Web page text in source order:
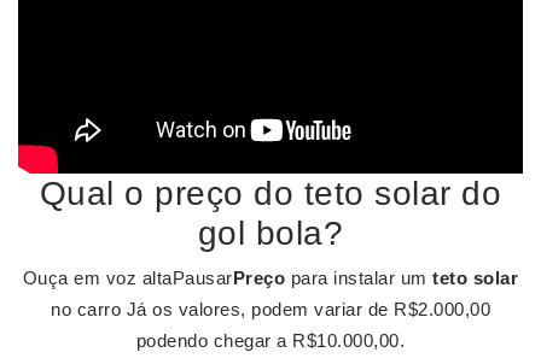
Qual o preço do teto solar do
gol bola?
Ouça em voz altaPausarPreço para instalar umteto solar
no carro Já os valores, podem variar de R$2.000,00
podendo chegar a R$10.000,00.